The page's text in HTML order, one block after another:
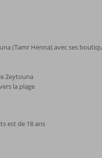
(Tamr Henna) avec ses
Zeytouna
la plage
est de 18 ans